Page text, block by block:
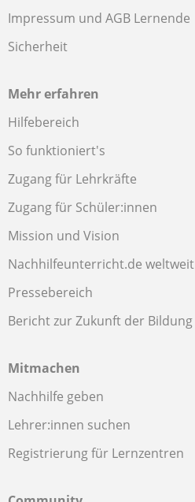
Impressum und AGB Lernende
Sicherheit
Mehr erfahren
Hilfebereich
So funktioniert's
Zugang für Lehrkräfte
Zugang für Schüler:innen
Mission und Vision
Nachhilfeunterricht.de weltweit
Pressebereich
Bericht zur Zukunft der Bildung
Mitmachen
Nachhilfe geben
Lehrer:innen suchen
Registrierung für Lernzentren